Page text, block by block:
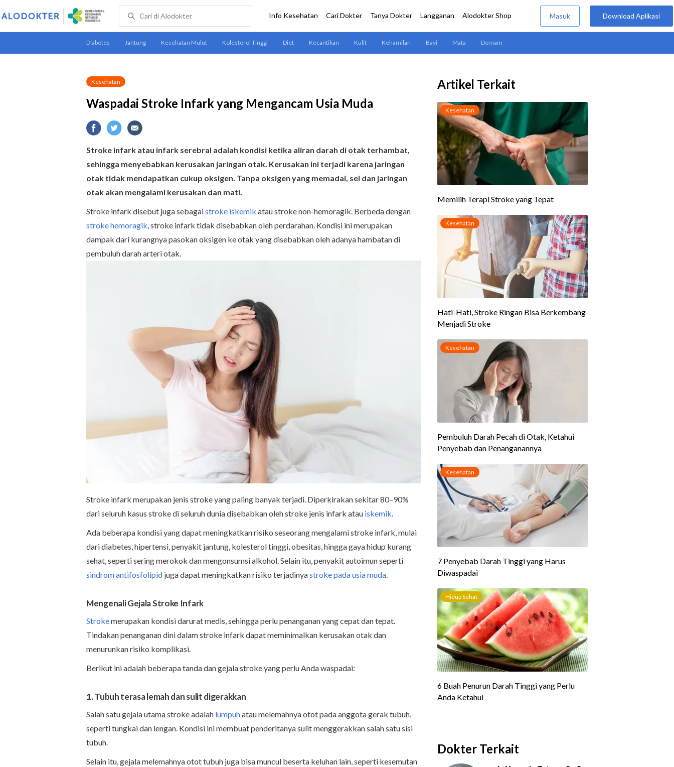
Kesehatan
Waspadai Stroke Infark yang Mengancam Usia Muda
Stroke infark atau infark serebral adalah kondisi ketika aliran darah di otak terhambat,
sehingga menyebabkan kerusakan jaringan otak. Kerusakan ini terjadi karena jaringan
otak tidak mendapatkan cukup oksigen. Tanpa oksigen yang memadai, sel dan jaringan
otak akan mengalami kerusakan dan mati.
Stroke infark disebut juga sebagaistroke iskemik atau stroke non-hemoragik. Berbeda dengan
stroke hemoragik, stroke infark tidak disebabkan oleh perdarahan. Kondisi ini merupakan
dampak dari kurangnya pasokan oksigen ke otak yang disebabkan oleh adanya hambatan di
pembuluh darah arteri otak.
Stroke infark merupakan jenis stroke yang paling banyak terjadi. Diperkirakan sekitar 80–90%
dari seluruh kasus stroke di seluruh dunia disebabkan oleh stroke jenis infark atau iskemik.
Ada beberapa kondisi yang dapat meningkatkan risiko seseorang mengalami stroke infark, mulai
dari diabetes, hipertensi, penyakit jantung, kolesterol tinggi, obesitas, hingga gaya hidup kurang
sehat, seperti sering merokok dan mengonsumsi alkohol. Selain itu, penyakit autoimun seperti
sindrom antifosfolipid juga dapat meningkatkan risiko terjadinyastroke pada usia muda.
Mengenali Gejala Stroke Infark
Strokemerupakan kondisi darurat medis, sehingga perlu penanganan yang cepat dan tepat.
Tindakan penanganan dini dalam stroke infark dapat meminimalkan kerusakan otak dan
menurunkan risiko komplikasi.
Berikut ini adalah beberapa tanda dan gejala stroke yang perlu Anda waspadai:
1. Tubuh terasa lemah dan sulit digerakkan
Salah satu gejala utama stroke adalah lumpuhatau melemahnya otot pada anggota gerak tubuh,
seperti tungkai dan lengan. Kondisi ini membuat penderitanya sulit menggerakkan salah satu sisi
tubuh.
Selain itu, gejala melemahnya otot tubuh juga bisa muncul beserta keluhan lain, seperti kesemutan
Artikel Terkait
Dokter Terkait